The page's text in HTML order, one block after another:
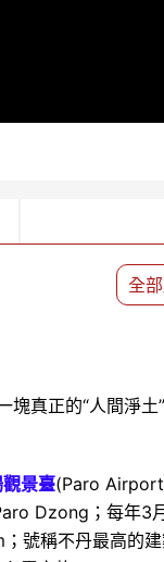
全
真正的“人間淨土
景臺(Paro Airport
Dzong；每年3
號稱不丹最高的